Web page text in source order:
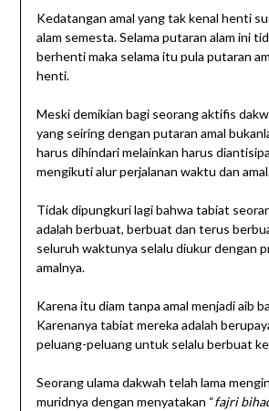
Kedatangan amal yang tak kenal henti
alam semesta. Selama putaran alam ini
berhenti maka selama itu pula putaran
henti.
Meski demikian bagi seorang aktifis
yang seiring dengan putaran amal
harus dihindari melainkan harus
mengikuti alur perjalanan waktu dan
Tidak dipungkuri lagi bahwa tabiat
adalah berbuat, berbuat dan terus
seluruh waktunya selalu diukur dengan
amalnya.
Karena itu diam tanpa amal menjadi aib
Karenanya tabiat mereka adalah
peluang-peluang untuk selalu berbuat
Seorang ulama dakwah telah lama
muridnya dengan menyatakan “fajri